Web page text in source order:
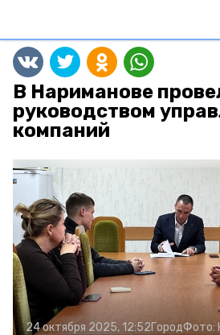
В Нариманове
руководством
компаний
24 октября 2025, 12:52ГородФото: